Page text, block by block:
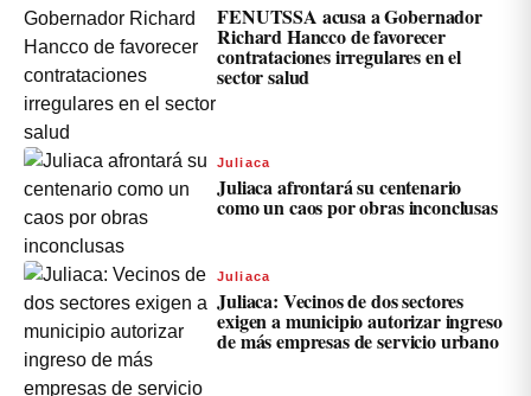
FENUTSSA acusa a Gobernador
Richard Hancco de favorecer
contrataciones irregulares en el
sector salud
Juliaca
Juliaca afrontará su centenario
como un caos por obras inconclusas
Juliaca
Juliaca: Vecinos de dos sectores
exigen a municipio autorizar ingreso
de más empresas de servicio urbano